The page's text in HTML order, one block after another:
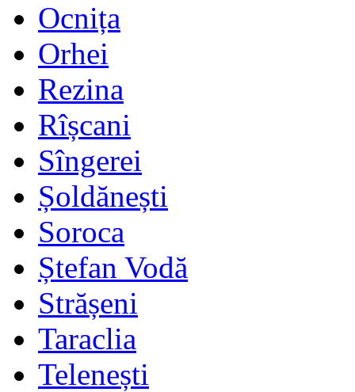
Ocnița
Orhei
Rezina
Rîșcani
Sîngerei
Șoldănești
Soroca
Ștefan Vodă
Strășeni
Taraclia
Telenești